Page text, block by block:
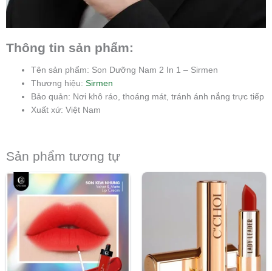
Thông tin sản phẩm:
Tên sản phẩm: Son Dưỡng Nam 2 In 1 – Sirmen
Thương hiệu:Sirmen
Bảo quản: Nơi khô ráo, thoáng mát, tránh ánh nắng trực tiếp
Xuất xứ: Việt Nam
Sản phẩm tương tự